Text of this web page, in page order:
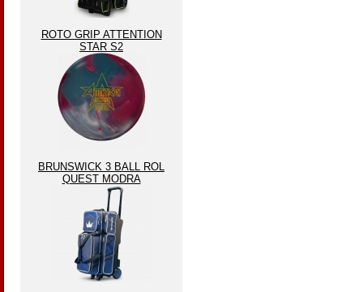
ROTO GRIP ATTENTION
STAR S2
BRUNSWICK 3 BALL ROL
QUEST MODRA